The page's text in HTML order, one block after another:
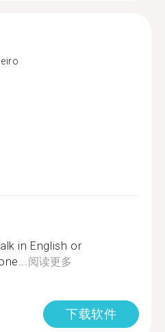
in English or
阅读更多
下载软件